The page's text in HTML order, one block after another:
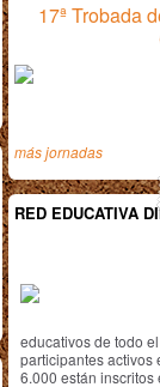
17ª Trobada
más jornadas
RED EDUCATIVA
educativos de todo
participantes activos
6.000 están inscritos